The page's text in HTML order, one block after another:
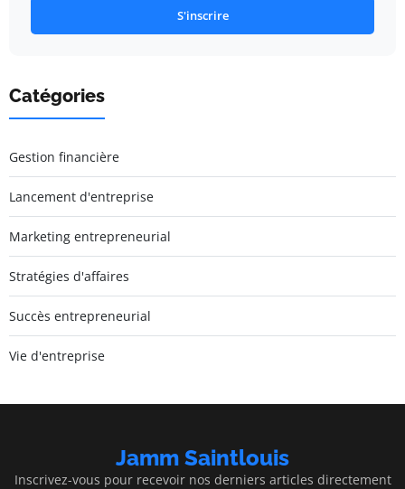
S'inscrire
Catégories
Gestion financière
Lancement d'entreprise
Marketing entrepreneurial
Stratégies d'affaires
Succès entrepreneurial
Vie d'entreprise
Jamm Saintlouis
Inscrivez-vous pour recevoir nos derniers articles directement